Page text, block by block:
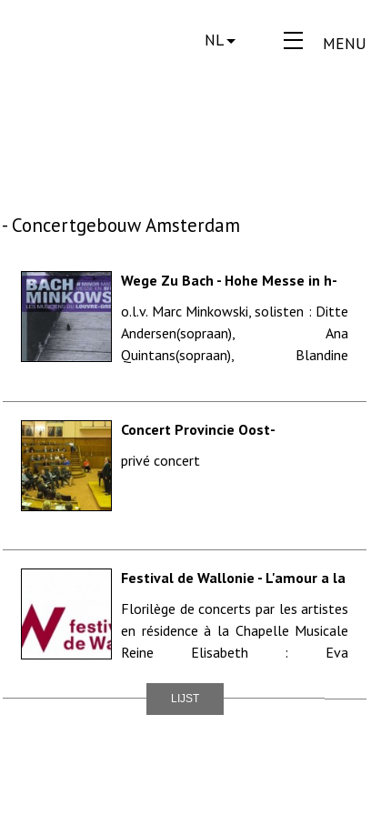
MENU
NL
Concertgebouw Amsterdam
Wege Zu Bach - Hohe Messe in h-
Louvre - Marc Minkowski - Essen
o.l.v. Marc Minkowski, solisten : Ditte
Andersen(sopraan), Ana
Quintans(sopraan), Blandine
Sabatier(sopraan), Terry ...
Concert Provincie Oost-
Conferentie der balie van Gent
privé concert
Festival de Wallonie - L'amour a la
- Incourt(Glimes) - Solisten
Muziekkapel Koningin Elisabeth
Florilège de concerts par les artistes
en résidence à la Chapelle Musicale
Reine Elisabeth : Eva
LIJST